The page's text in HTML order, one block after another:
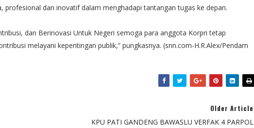
profesional dan inovatif dalam menghadapi tantangan tugas ke depan.
dan Berinovasi Untuk Negeri semoga para anggota Korpri tetap
melayani kepentingan publik,” pungkasnya. (snn.com-H.R.Alex/Pendam
Older Article
KPU PATI GANDENG BAWASLU VERFAK 4 PARPOL